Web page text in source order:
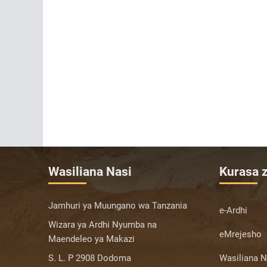
Wasiliana Nasi
Jamhuri ya Muungano wa Tanzania
Wizara ya Ardhi Nyumba na
Maendeleo ya Makazi
S. L. P 2908 Dodoma
Kurasa
e-Ardhi
eMrejesho
Wasiliana